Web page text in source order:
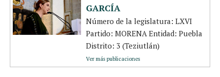
GARCÍA
Número de la legislatura: LXVI
Partido: MORENA Entidad: Puebla
Distrito: 3 (Teziutlán)
Ver más publicaciones